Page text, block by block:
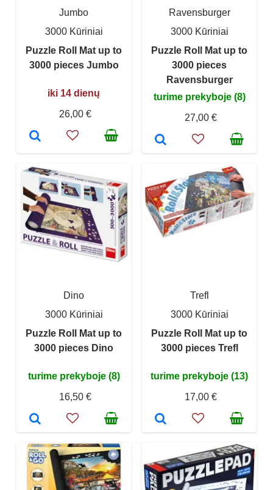
Jumbo
3000 Kūriniai
Puzzle Roll Mat up to
3000 pieces Jumbo
iki 14 dienų
26,00 €
Ravensburger
3000 Kūriniai
Puzzle Roll Mat up to
3000 pieces
Ravensburger
turime prekyboje (8)
27,00 €
Dino
3000 Kūriniai
Puzzle Roll Mat up to
3000 pieces Dino
turime prekyboje (8)
16,50 €
Trefl
3000 Kūriniai
Puzzle Roll Mat up to
3000 pieces Trefl
turime prekyboje (13)
17,00 €